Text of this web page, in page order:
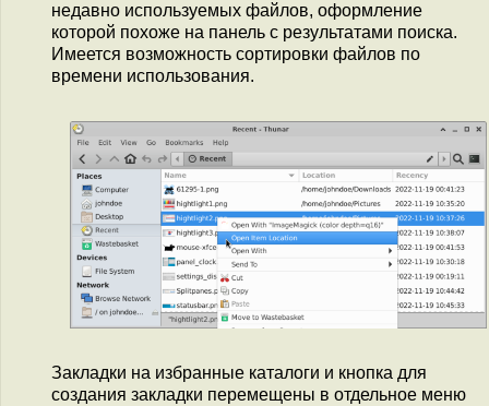
недавно используемых файлов, оформление
которой похоже на панель с результатами поиска.
Имеется возможность сортировки файлов по
времени использования.
Закладки на избранные каталоги и кнопка для
создания закладки перемещены в отдельное меню